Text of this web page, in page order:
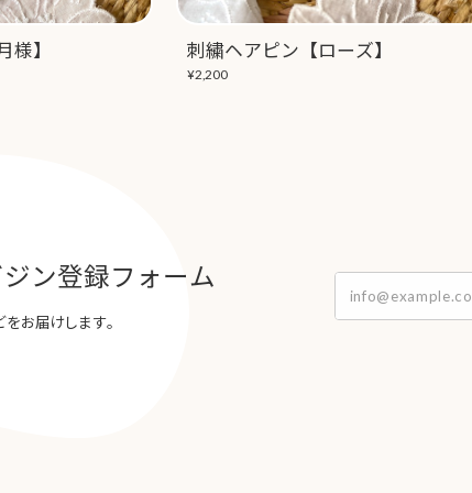
様】 刺繍ヘアピン【ローズ】
¥2,200
ン登録フォーム
お届けします。